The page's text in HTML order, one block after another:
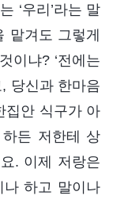
‘우리’라는 말
맡겨도 그렇게
이냐? ‘전에는
당신과 한마음
집안 식구가 아
든 저한테 상
. 이제 저랑은
나 하고 말이나